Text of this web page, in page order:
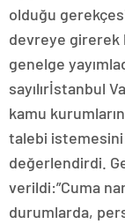
olduğu
devreye girerek
genelge
sayılırİstanbul
kamu
talebi istemesini
değerlendirdi.
verildi:”Cuma
durumlarda,